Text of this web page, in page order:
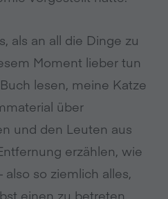
als an all die Dinge zu
Moment lieber tun
lesen, meine Katze
über
und den Leuten aus
erzählen, wie
so ziemlich alles,
einen zu betreten.